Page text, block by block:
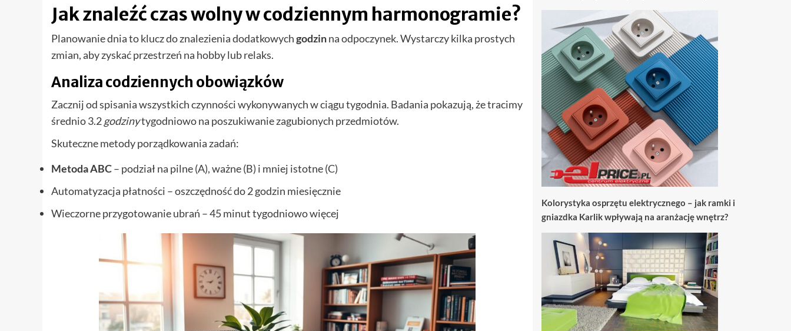
Jak znaleźć czas wolny w codziennym harmonogramie?
Planowanie dnia to klucz do znalezienia dodatkowychgodzinna odpoczynek. Wystarczy kilka prostych
zmian, aby zyskać przestrzeń na hobby lub relaks.
Analiza codziennych obowiązków
Zacznij od spisania wszystkich czynności wykonywanych w ciągu tygodnia. Badania pokazują, że tracimy
średnio 3.2godzinytygodniowo na poszukiwanie zagubionych przedmiotów.
Skuteczne metody porządkowania zadań:
Metoda ABC– podział na pilne (A), ważne (B) i mniej istotne (C)
Automatyzacja płatności – oszczędność do 2 godzin miesięcznie
Wieczorne przygotowanie ubrań – 45 minut tygodniowo więcej
Kolorystyka osprzętu elektrycznego – jak ramki i
gniazdka Karlik wpływają na aranżację wnętrz?